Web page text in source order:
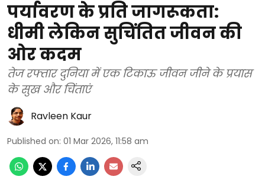
पर्यावरण के प्रति जागरूकता:
धीमी लेकिन सुचिंतित जीवन की
ओर कदम
तेज रफ्तार दुनिया में एक टिकाऊ जीवन जीने के प्रयास
के सुख और चिंताएं
Ravleen Kaur
Published on: 01 Mar 2026, 11:58 am